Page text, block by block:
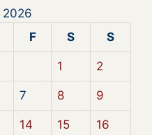
2026
F S S
1 2
7 8 9
14 15 16